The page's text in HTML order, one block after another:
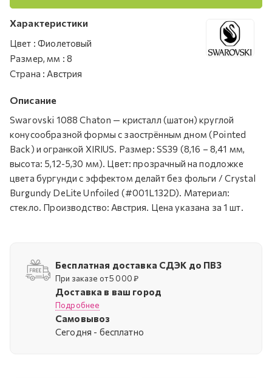
Характеристики
Цвет : Фиолетовый
Размер, мм : 8
Страна : Австрия
Описание
Swarovski 1088 Chaton — кристалл (шатон) круглой
конусообразной формы с заострённым дном (Pointed
Back) и огранкой XIRIUS. Размер: SS39 (8,16 – 8,41 мм,
высота: 5,12-5,30 мм). Цвет: прозрачный на подложке
цвета бургунди c эффектом делайт без фольги / Crystal
Burgundy DeLite Unfoiled (#001L132D). Материал:
стекло. Производство: Австрия. Цена указана за 1 шт.
Бесплатная доставка СДЭК до ПВЗ
При заказе от 5 000 ₽
Доставка в ваш город
Подробнее
Самовывоз
Cегодня - бесплатно